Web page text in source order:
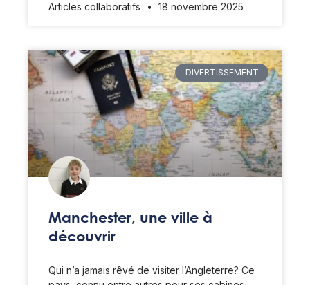
Articles collaboratifs 18 novembre 2025
DIVERTISSEMENT
Manchester, une ville à
découvrir
Qui n’a jamais rêvé de visiter l’Angleterre? Ce